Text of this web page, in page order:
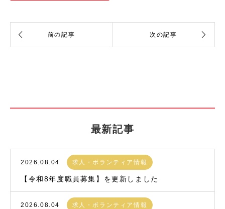
最新記事
2026.08.04 求人・ボランティア情報
【令和8年度職員募集】を更新しました
2026.08.04 求人・ボランティア情報